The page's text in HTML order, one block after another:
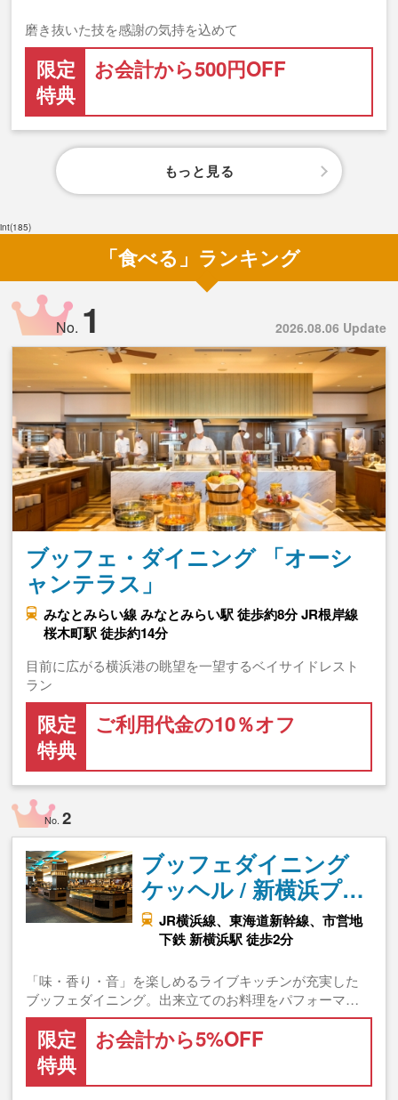
磨き抜いた技を感謝の気持を込めて
限定
特典
お会計から500円OFF
もっと見る
int(185)
「食べる」ランキング
2026.08.06 Update
No. 1
ブッフェ・ダイニング 「オーシ
ャンテラス」
みなとみらい線 みなとみらい駅 徒歩約8分 JR根岸線
桜木町駅 徒歩約14分
目前に広がる横浜港の眺望を一望するベイサイドレスト
ラン
限定
特典
ご利用代金の10％オフ
No.2
ブッフェダイニング
ケッヘル / 新横浜プ…
JR横浜線、東海道新幹線、市営地
下鉄 新横浜駅 徒歩2分
「味・香り・音」を楽しめるライブキッチンが充実した
ブッフェダイニング。出来立てのお料理をパフォーマ…
限定
特典
お会計から5%OFF